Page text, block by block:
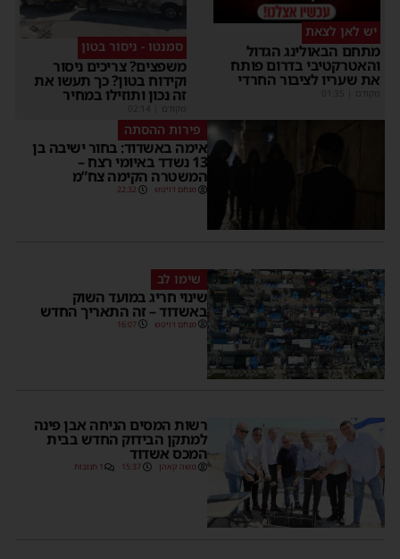
יש לאן לצאת
מתחם הבאולינג הגדול
והאטרקטיבי בדרום פותח
את שעריו לציבור החרדי
מקודם
סמנטו - ניסור בטון
משפצים? צריכים ניסור
וקידוח בטון? כך תעשו את
זה נכון ותוזילו במחיר
מקודם
פירות ההסתה
אימה באשדוד: בחור ישיבה בן
13 נשדד באיומי רצח –
המשטרה הקימה צח”מ
מנחם דויטש 22:32
שימו לב
שינוי חריג במועד השוק
באשדוד – זה התאריך החדש
מנחם דויטש 16:07
רשות המסים הניחה אבן פינה
למתקן הבידוק החדש בבית
המכס אשדוד
משה קאהן 15:37 1 תגובות